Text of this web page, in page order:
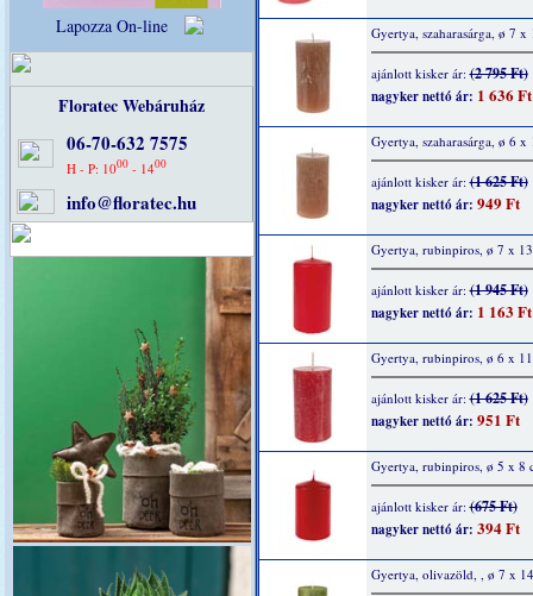
Lapozza On-line
Floratec Webáruház
06-70-632 7575
H - P: 1000 - 1400
info@floratec.hu
Gyertya, szaharasárga, ø 7 x
ajánlott kisker ár:(2 795 Ft)
nagyker nettó ár: 1 636 Ft
Gyertya, szaharasárga, ø 6 x
ajánlott kisker ár:(1 625 Ft)
nagyker nettó ár: 949 Ft
Gyertya, rubinpiros, ø 7 x
ajánlott kisker ár:(1 945 Ft)
nagyker nettó ár: 1 163 Ft
Gyertya, rubinpiros, ø 6 x
ajánlott kisker ár:(1 625 Ft)
nagyker nettó ár: 951 Ft
Gyertya, rubinpiros, ø 5 x 8
ajánlott kisker ár:(675 Ft)
nagyker nettó ár: 394 Ft
Gyertya, olivazöld, , ø 7 x